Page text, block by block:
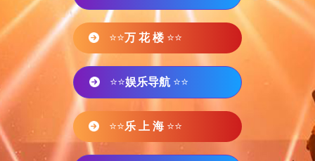
⭐⭐万 花 楼 ⭐⭐
⭐⭐娱乐导航 ⭐⭐
⭐⭐乐 上 海 ⭐⭐